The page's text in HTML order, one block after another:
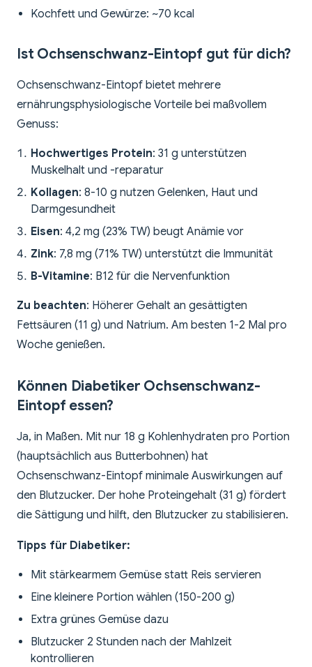
Kochfett und Gewürze: ~70 kcal
Ist Ochsenschwanz-Eintopf gut für dich?
Ochsenschwanz-Eintopf bietet mehrere
ernährungsphysiologische Vorteile bei maßvollem
Genuss:
Hochwertiges Protein: 31 g unterstützen
Muskelhalt und -reparatur
Kollagen: 8-10 g nutzen Gelenken, Haut und
Darmgesundheit
Eisen: 4,2 mg (23% TW) beugt Anämie vor
Zink: 7,8 mg (71% TW) unterstützt die Immunität
B-Vitamine: B12 für die Nervenfunktion
Zu beachten: Höherer Gehalt an gesättigten
Fettsäuren (11 g) und Natrium. Am besten 1-2 Mal pro
Woche genießen.
Können Diabetiker Ochsenschwanz-
Eintopf essen?
Ja, in Maßen. Mit nur 18 g Kohlenhydraten pro Portion
(hauptsächlich aus Butterbohnen) hat
Ochsenschwanz-Eintopf minimale Auswirkungen auf
den Blutzucker. Der hohe Proteingehalt (31 g) fördert
die Sättigung und hilft, den Blutzucker zu stabilisieren.
Tipps für Diabetiker:
Mit stärkearmem Gemüse statt Reis servieren
Eine kleinere Portion wählen (150-200 g)
Extra grünes Gemüse dazu
Blutzucker 2 Stunden nach der Mahlzeit
kontrollieren